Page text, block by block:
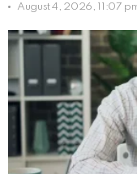
August 4, 2026, 11:07